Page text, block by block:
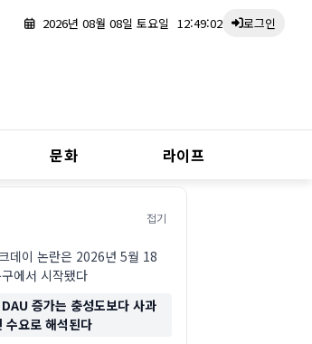
2026년 08월 08일 토요일 12:49:03 로그인
문화 라이프
접기
데이 논란은 2026년 5월 18
에서 시작됐다
증가는 충성도보다 사과
수요로 해석된다